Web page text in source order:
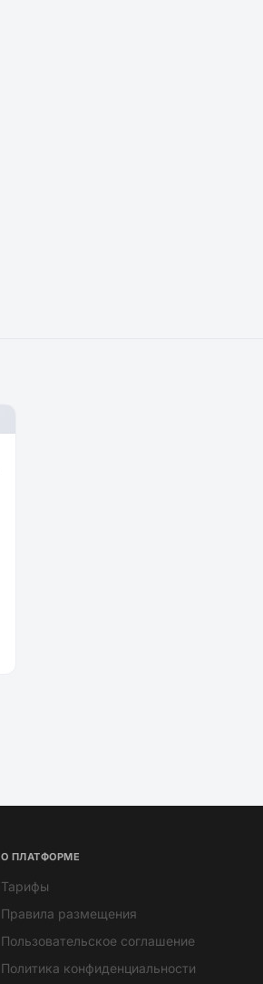
О ПЛАТФОРМЕ
Тарифы
Правила размещения
Пользовательское соглашение
Политика конфиденциальности